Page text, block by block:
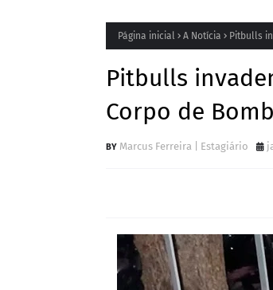
Página inicial A Notícia Pitbulls
Pitbulls
Corpo de
Marcus Ferreira | Estagiário